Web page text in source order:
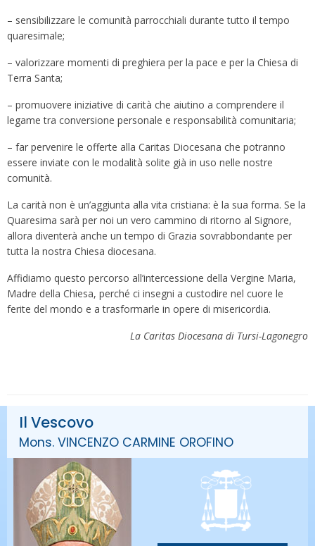
– sensibilizzare le comunità parrocchiali durante tutto il tempo
quaresimale;
– valorizzare momenti di preghiera per la pace e per la Chiesa di
Terra Santa;
– promuovere iniziative di carità che aiutino a comprendere il
legame tra conversione personale e responsabilità comunitaria;
– far pervenire le offerte alla Caritas Diocesana che potranno
essere inviate con le modalità solite già in uso nelle nostre
comunità.
La carità non è un’aggiunta alla vita cristiana: è la sua forma. Se la
Quaresima sarà per noi un vero cammino di ritorno al Signore,
allora diventerà anche un tempo di Grazia sovrabbondante per
tutta la nostra Chiesa diocesana.
Affidiamo questo percorso all’intercessione della Vergine Maria,
Madre della Chiesa, perché ci insegni a custodire nel cuore le
ferite del mondo e a trasformarle in opere di misericordia.
La Caritas Diocesana di Tursi-Lagonegro
Il Vescovo
Mons. VINCENZO CARMINE OROFINO